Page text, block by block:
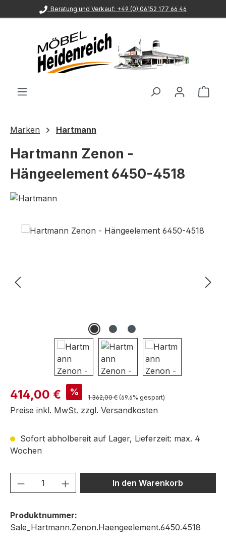
Zum Hauptinhalt springen
Beratung und Verkauf: +49 (0) 06152 177 66 46
Marken Hartmann
Hartmann Zenon -
Hängeelement 6450-4518
Bildergalerie überspringen
Verkaufspreis:
414,00 € % Regulärer Preis:
1.362,00 € (69.6% gespart)
Preise inkl. MwSt. zzgl. Versandkosten
Sofort abholbereit auf Lager, Lieferzeit: max. 4
Wochen
Produkt Anzahl: Gib denIn den Warenkorb
Produktnummer:
Sale_Hartmann.Zenon.Haengeelement.6450.4518